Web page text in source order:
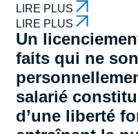
LIRE PLUS
LIRE PLUS
Un
faits qui ne
salarié
d’une liberté